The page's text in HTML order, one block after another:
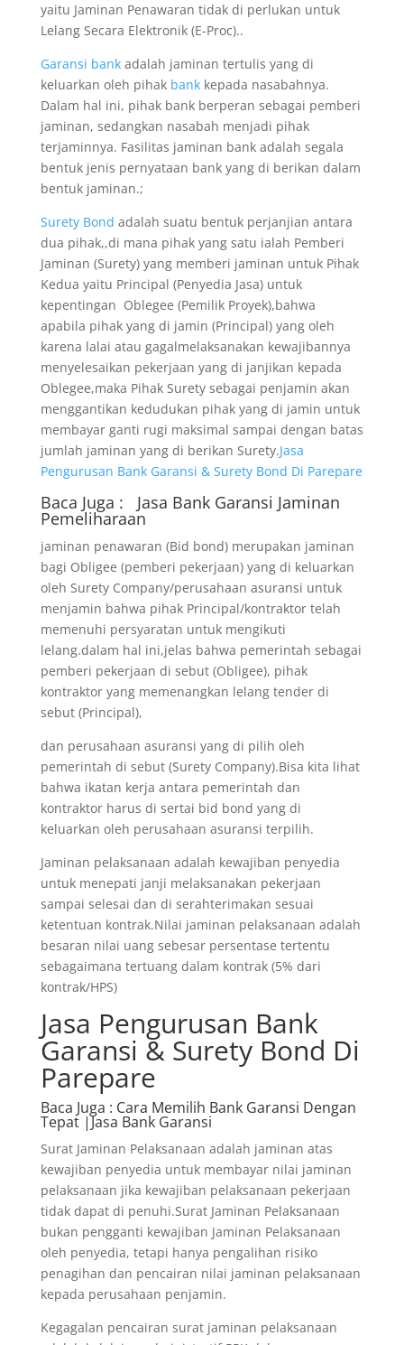
yaitu Jaminan Penawaran tidak di perlukan untuk
Lelang Secara Elektronik (E-Proc)..
Garansi bankadalah jaminan tertulis yang di
keluarkan oleh pihak bankkepada nasabahnya.
Dalam hal ini, pihak bank berperan sebagai pemberi
jaminan, sedangkan nasabah menjadi pihak
terjaminnya. Fasilitas jaminan bank adalah segala
bentuk jenis pernyataan bank yang di berikan dalam
bentuk jaminan.;
Surety Bond adalah suatu bentuk perjanjian antara
dua pihak,,di mana pihak yang satu ialah Pemberi
Jaminan (Surety) yang memberi jaminan untuk Pihak
Kedua yaitu Principal (Penyedia Jasa) untuk
kepentingan Oblegee (Pemilik Proyek),bahwa
apabila pihak yang di jamin (Principal) yang oleh
karena lalai atau gagalmelaksanakan kewajibannya
menyelesaikan pekerjaan yang di janjikan kepada
Oblegee,maka Pihak Surety sebagai penjamin akan
menggantikan kedudukan pihak yang di jamin untuk
membayar ganti rugi maksimal sampai dengan batas
jumlah jaminan yang di berikan Surety.Jasa
Pengurusan Bank Garansi & Surety Bond Di Parepare
Baca Juga : Jasa Bank Garansi Jaminan
Pemeliharaan
jaminan penawaran (Bid bond) merupakan jaminan
bagi Obligee (pemberi pekerjaan) yang di keluarkan
oleh Surety Company/perusahaan asuransi untuk
menjamin bahwa pihak Principal/kontraktor telah
memenuhi persyaratan untuk mengikuti
lelang.dalam hal ini,jelas bahwa pemerintah sebagai
pemberi pekerjaan di sebut (Obligee), pihak
kontraktor yang memenangkan lelang tender di
sebut (Principal),
dan perusahaan asuransi yang di pilih oleh
pemerintah di sebut (Surety Company).Bisa kita lihat
bahwa ikatan kerja antara pemerintah dan
kontraktor harus di sertai bid bond yang di
keluarkan oleh perusahaan asuransi terpilih.
Jaminan pelaksanaan adalah kewajiban penyedia
untuk menepati janji melaksanakan pekerjaan
sampai selesai dan di serahterimakan sesuai
ketentuan kontrak.Nilai jaminan pelaksanaan adalah
besaran nilai uang sebesar persentase tertentu
sebagaimana tertuang dalam kontrak (5% dari
kontrak/HPS)
Jasa Pengurusan Bank
Garansi & Surety Bond Di
Parepare
Baca Juga : Cara Memilih Bank Garansi Dengan
Tepat |Jasa Bank Garansi
Surat Jaminan Pelaksanaan adalah jaminan atas
kewajiban penyedia untuk membayar nilai jaminan
pelaksanaan jika kewajiban pelaksanaan pekerjaan
tidak dapat di penuhi.Surat Jaminan Pelaksanaan
bukan pengganti kewajiban Jaminan Pelaksanaan
oleh penyedia, tetapi hanya pengalihan risiko
penagihan dan pencairan nilai jaminan pelaksanaan
kepada perusahaan penjamin.
Kegagalan pencairan surat jaminan pelaksanaan